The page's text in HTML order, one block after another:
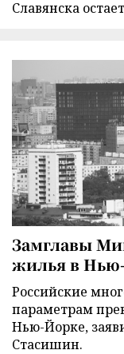
Славянска
Замглавы
жилья в
Российские
параметрам
Нью-Йорке,
Стасишин.